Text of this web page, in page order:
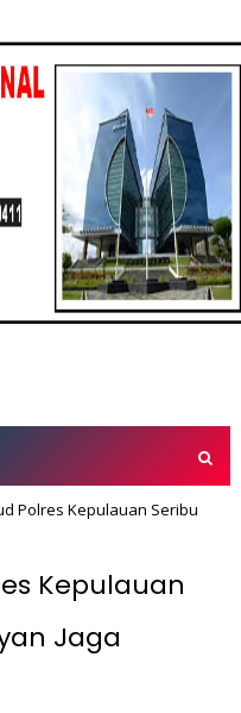
Polres Kepulauan Seribu
Kepulauan
Jaga